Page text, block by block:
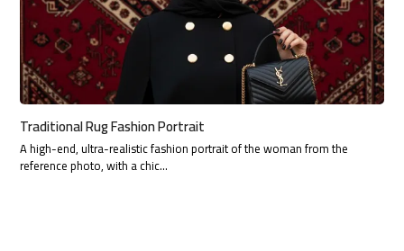
Traditional Rug Fashion Portrait
A high-end, ultra-realistic fashion portrait of the woman from the
reference photo, with a chic…